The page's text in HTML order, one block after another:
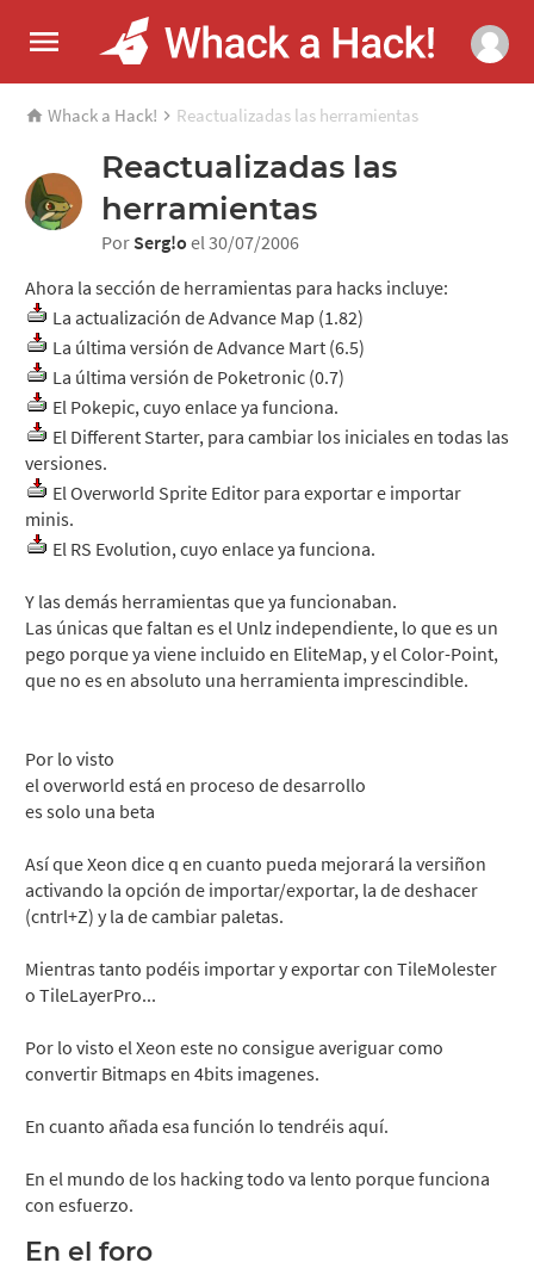
Whack a Hack! Reactualizadas las herramientas
Reactualizadas las
herramientas
Por Serg!o el 30/07/2006
Ahora la sección de herramientas para hacks incluye:
La actualización de Advance Map (1.82)
La última versión de Advance Mart (6.5)
La última versión de Poketronic (0.7)
El Pokepic, cuyo enlace ya funciona.
El Different Starter, para cambiar los iniciales en todas las
versiones.
El Overworld Sprite Editor para exportar e importar
minis.
El RS Evolution, cuyo enlace ya funciona.
Y las demás herramientas que ya funcionaban.
Las únicas que faltan es el Unlz independiente, lo que es un
pego porque ya viene incluido en EliteMap, y el Color-Point,
que no es en absoluto una herramienta imprescindible.
Por lo visto
el overworld está en proceso de desarrollo
es solo una beta
Así que Xeon dice q en cuanto pueda mejorará la versiñon
activando la opción de importar/exportar, la de deshacer
(cntrl+Z) y la de cambiar paletas.
Mientras tanto podéis importar y exportar con TileMolester
o TileLayerPro...
Por lo visto el Xeon este no consigue averiguar como
convertir Bitmaps en 4bits imagenes.
En cuanto añada esa función lo tendréis aquí.
En el mundo de los hacking todo va lento porque funciona
con esfuerzo.
En el foro